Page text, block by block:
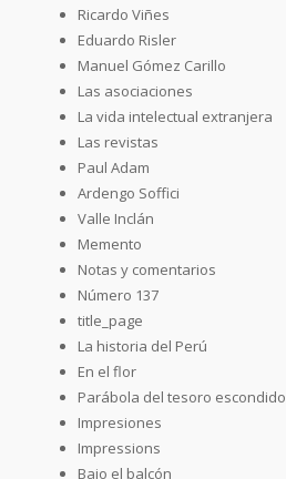
Ricardo Viñes
Eduardo Risler
Manuel Gómez Carillo
Las asociaciones
La vida intelectual extranjera
Las revistas
Paul Adam
Ardengo Soffici
Valle Inclán
Memento
Notas y comentarios
Número 137
title_page
La historia del Perú
En el flor
Parábola del tesoro escondido
Impresiones
Impressions
Bajo el balcón